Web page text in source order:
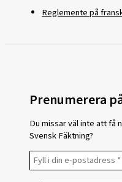
Reglemente på
Prenumerera
Du missar väl inte att få
Svensk Fäktning?